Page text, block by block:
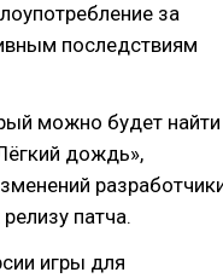
за
последствиям
можно будет найти
дождь»,
патча.
игры для